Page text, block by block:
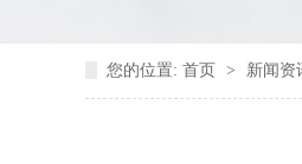
您的位置: 首页 > 新闻资